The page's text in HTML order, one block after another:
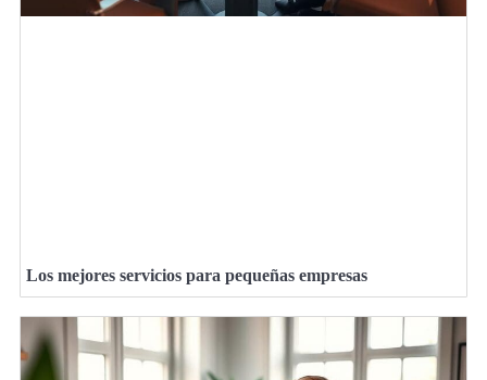
Los mejores servicios para pequeñas empresas